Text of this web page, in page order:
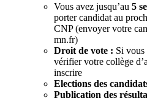
Vous avez jusqu’au 5
porter candidat au
CNP (envoyer votre
mn.fr)
Droit de vote : Si vous
vérifier votre collège
inscrire
Elections des
Publication des